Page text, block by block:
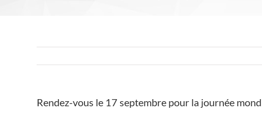
Rendez-vous le 17 septembre pour la journée